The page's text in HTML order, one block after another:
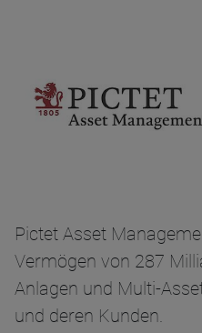
Pictet Asset
Vermögen von 287
Anlagen und Multi-
und deren Kunden.